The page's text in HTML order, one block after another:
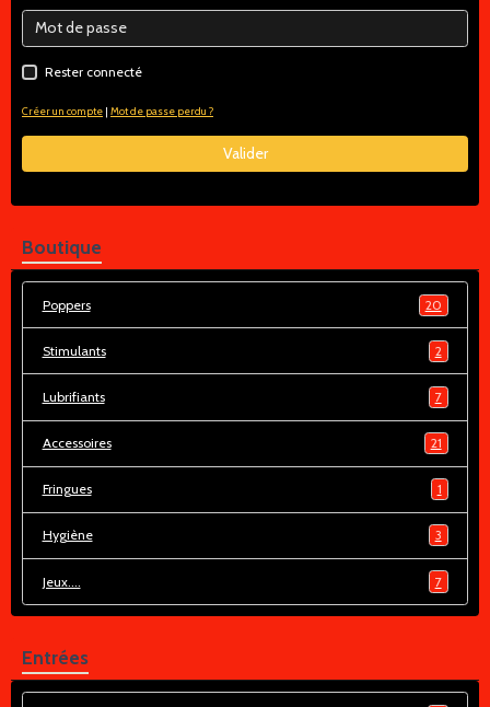
Rester connecté
Créer un compte | Mot de passe perdu ?
Valider
Boutique
Poppers 20
Stimulants 2
Lubrifiants 7
Accessoires 21
Fringues 1
Hygiène 3
Jeux.... 7
Entrées